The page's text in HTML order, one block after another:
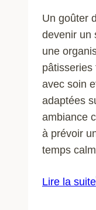
Un goûter
devenir un
une
pâtisseries
avec soin
adaptées
ambiance
à prévoir
temps
Lire la suite